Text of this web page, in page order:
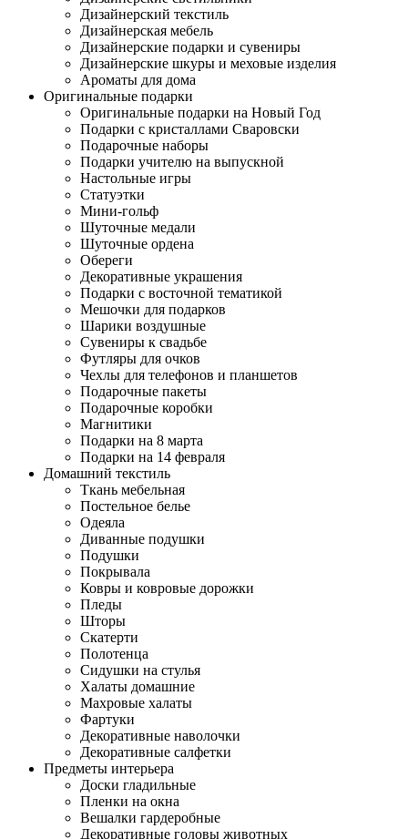
Дизайнерский текстиль
Дизайнерская мебель
Дизайнерские подарки и сувениры
Дизайнерские шкуры и меховые изделия
Ароматы для дома
Оригинальные подарки
Оригинальные подарки на Новый Год
Подарки с кристаллами Сваровски
Подарочные наборы
Подарки учителю на выпускной
Настольные игры
Статуэтки
Мини-гольф
Шуточные медали
Шуточные ордена
Обереги
Декоративные украшения
Подарки с восточной тематикой
Мешочки для подарков
Шарики воздушные
Сувениры к свадьбе
Футляры для очков
Чехлы для телефонов и планшетов
Подарочные пакеты
Подарочные коробки
Магнитики
Подарки на 8 марта
Подарки на 14 февраля
Домашний текстиль
Ткань мебельная
Постельное белье
Одеяла
Диванные подушки
Подушки
Покрывала
Ковры и ковровые дорожки
Пледы
Шторы
Скатерти
Полотенца
Сидушки на стулья
Халаты домашние
Махровые халаты
Фартуки
Декоративные наволочки
Декоративные салфетки
Предметы интерьера
Доски гладильные
Пленки на окна
Вешалки гардеробные
Декоративные головы животных